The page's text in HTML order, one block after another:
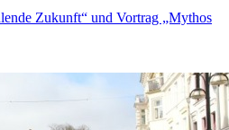
Zukunft“ und Vortrag „Mythos